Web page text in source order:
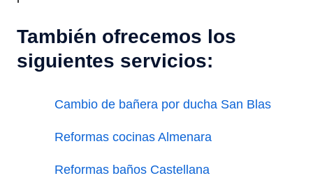
También ofrecemos los
siguientes servicios:
Cambio de bañera por ducha San Blas
Reformas cocinas Almenara
Reformas baños Castellana